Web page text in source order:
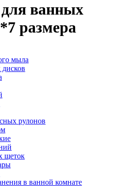
ванных
размера
мыла
рулонов
щеток
в ванной комнате